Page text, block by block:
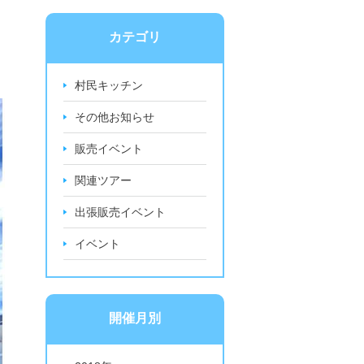
カテゴリ
村民キッチン
その他お知らせ
販売イベント
関連ツアー
出張販売イベント
イベント
開催月別